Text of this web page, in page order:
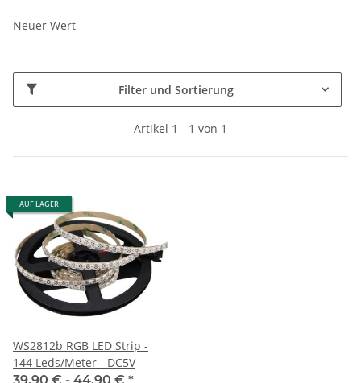
Neuer Wert
Filter und Sortierung
Artikel 1 - 1 von 1
AUF LAGER
WS2812b RGB LED Strip -
144 Leds/Meter - DC5V